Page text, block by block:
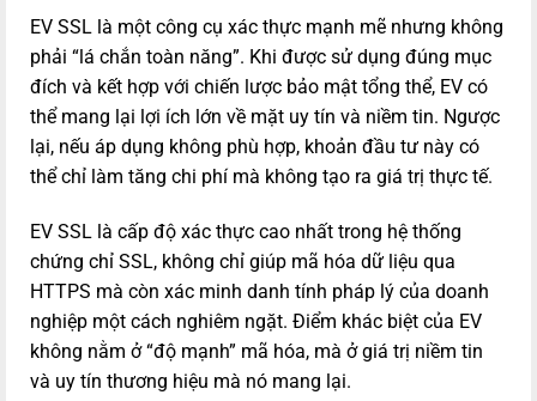
EV SSL là một công cụ xác thực mạnh mẽ nhưng không
phải “lá chắn toàn năng”. Khi được sử dụng đúng mục
đích và kết hợp với chiến lược bảo mật tổng thể, EV có
thể mang lại lợi ích lớn về mặt uy tín và niềm tin. Ngược
lại, nếu áp dụng không phù hợp, khoản đầu tư này có
thể chỉ làm tăng chi phí mà không tạo ra giá trị thực tế.
EV SSL là cấp độ xác thực cao nhất trong hệ thống
chứng chỉ SSL, không chỉ giúp mã hóa dữ liệu qua
HTTPS mà còn xác minh danh tính pháp lý của doanh
nghiệp một cách nghiêm ngặt. Điểm khác biệt của EV
không nằm ở “độ mạnh” mã hóa, mà ở giá trị niềm tin
và uy tín thương hiệu mà nó mang lại.